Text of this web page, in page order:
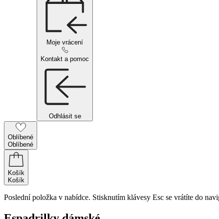
Moje vrácení
Kontakt a pomoc
Odhlásit se
Oblíbené
Oblíbené
Košík
Košík
Poslední položka v nabídce. Stisknutím klávesy Esc se vrátíte do